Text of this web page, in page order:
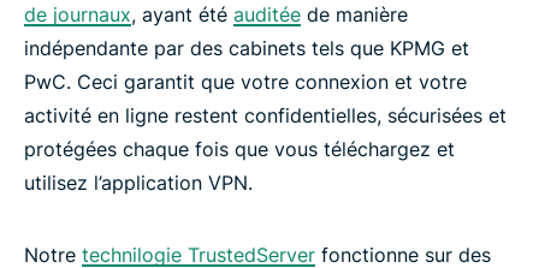
de journaux, ayant été auditée de manière
indépendante par des cabinets tels que KPMG et
PwC. Ceci garantit que votre connexion et votre
activité en ligne restent confidentielles, sécurisées et
protégées chaque fois que vous téléchargez et
utilisez l’application VPN.
Notre technilogie TrustedServer fonctionne sur des